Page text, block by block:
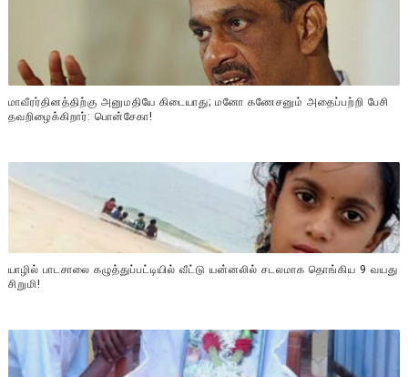
மாவீரர்தினத்திற்கு அனுமதியே கிடையாது; மனோ கணேசனும் அதைப்பற்றி பேசி
தவறிழைக்கிறார்: பொன்சேகா!
யாழில் பாடசாலை கழுத்துப்பட்டியில் வீட்டு யன்னலில் சடலமாக தொங்கிய 9 வயது
சிறுமி!